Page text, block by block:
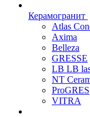
Керамогранит
Atlas
Axima
Belleza
GRESSE
LB LB
NT
ProGRES
VITRA